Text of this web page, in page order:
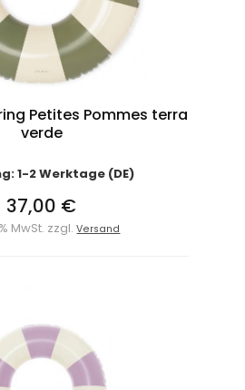
Petites Pommes terra
verde
1-2 Werktage (DE)
37,00 €
MwSt. zzgl.Versand